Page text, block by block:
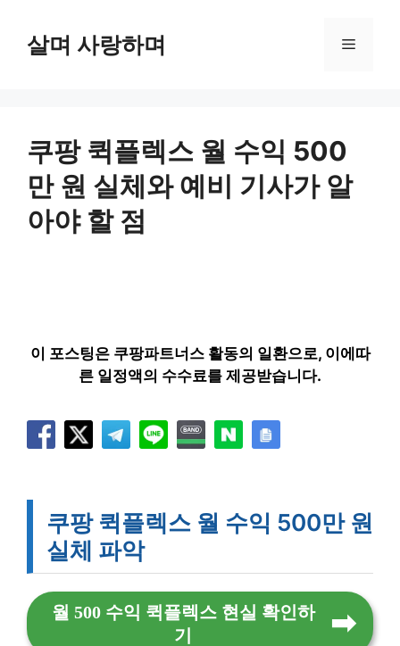
살며 사랑하며 메
쿠팡 퀵플렉스 월 수익 500
만 원 실체와 예비 기사가 알
아야 할 점
이 포스팅은 쿠팡파트너스 활동의 일환으로, 이에따
른 일정액의 수수료를 제공받습니다.
쿠팡 퀵플렉스 월 수익 500만 원
실체 파악
월 500 수익 퀵플렉스 현실 확인하
기